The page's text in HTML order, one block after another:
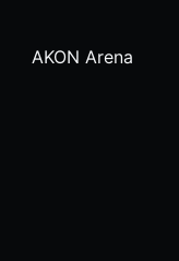
AKON Arena